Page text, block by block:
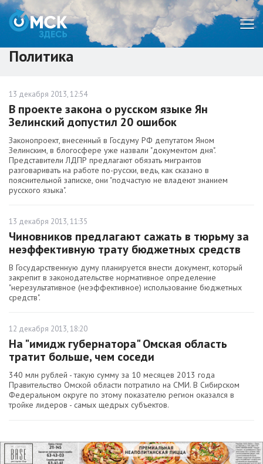
Политика
13 декабря 2013, 12:54
В проекте закона о русском языке Ян
Зелинский допустил 20 ошибок
Законопроект, внесенный в Госдуму РФ депутатом Яном
Зелинским, в блогосфере уже назвали "документом дня".
Представители ЛДПР предлагают обязать мигрантов
разговаривать на работе по-русски, ведь, как сказано в
пояснительной записке, они "подчастую не владеют знанием
русского языка".
13 декабря 2013, 11:35
Чиновников предлагают сажать в тюрьму за
неэффективную трату бюджетных средств
В Государственную думу планируется внести документ, который
закрепит в законодательстве нормативное определение
"нерезультативное (неэффективное) использование бюджетных
средств".
12 декабря 2013, 18:20
На "имидж губернатора" Омская область
тратит больше, чем соседи
340 млн рублей - такую сумму за 10 месяцев 2013 года
Правительство Омской области потратило на СМИ. В Сибирском
Федеральном округе по этому показателю регион оказался в
тройке лидеров - самых щедрых субъектов.